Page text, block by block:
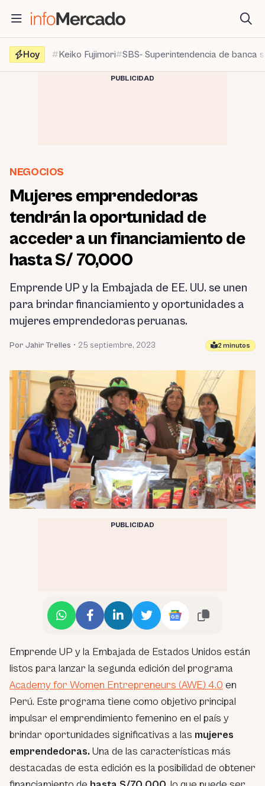
contenido
Hoy
Keiko Fujimori SBS- Superintendencia de banca
PUBLICIDAD
NEGOCIOS
Mujeres emprendedoras
tendrán la oportunidad de
acceder a un financiamiento de
hasta S/ 70,000
Emprende UP y la Embajada de EE. UU. se unen
para brindar financiamiento y oportunidades a
mujeres emprendedoras peruanas.
Por Jahir Trelles • 25 septiembre, 2023 2 minutos
PUBLICIDAD
Emprende UP y la Embajada de Estados Unidos están
listos para lanzar la segunda edición del programa
Academy for Women Entrepreneurs (AWE) 4.0 en
Perú. Este programa tiene como objetivo principal
impulsar el emprendimiento femenino en el país y
brindar oportunidades significativas a las mujeres
emprendedoras. Una de las características más
destacadas de esta edición es la posibilidad de obtener